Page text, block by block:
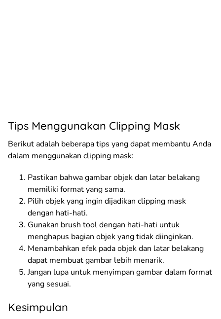
Tips Menggunakan Clipping Mask
Berikut adalah beberapa tips yang dapat membantu Anda
dalam menggunakan clipping mask:
Pastikan bahwa gambar objek dan latar belakang
memiliki format yang sama.
Pilih objek yang ingin dijadikan clipping mask
dengan hati-hati.
Gunakan brush tool dengan hati-hati untuk
menghapus bagian objek yang tidak diinginkan.
Menambahkan efek pada objek dan latar belakang
dapat membuat gambar lebih menarik.
Jangan lupa untuk menyimpan gambar dalam format
yang sesuai.
Kesimpulan